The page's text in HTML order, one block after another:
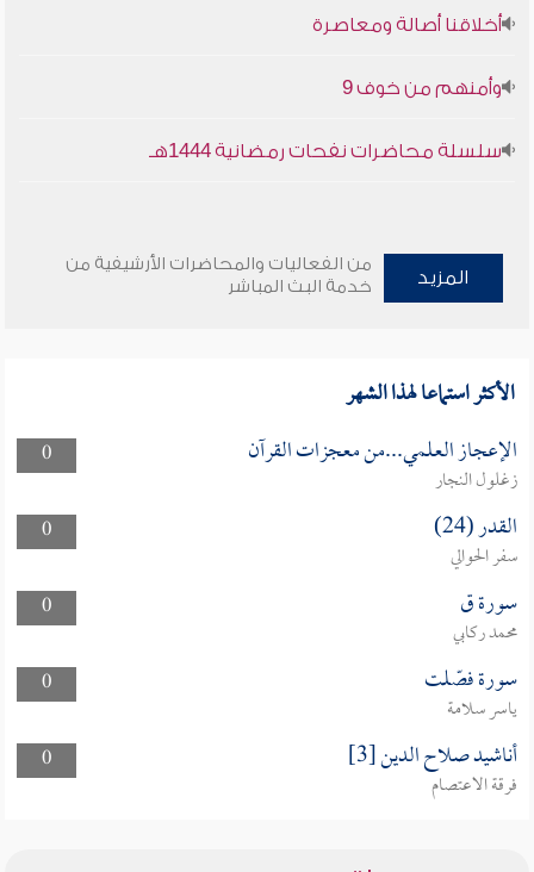
أخلاقنا أصالة ومعاصرة
وأمنهم من خوف 9
سلسلة محاضرات نفحات رمضانية 1444هـ
المزيد
من الفعاليات والمحاضرات الأرشيفية من
خدمة البث المباشر
الأكثر استماعا لهذا الشهر
0 الإعجاز العلمي...من معجزات القرآن
زغلول النجار
0
القدر (24)
سفر الحوالي
0
سورة ق
محمد ركابي
0
سورة فصّلت
ياسر سلامة
0
أناشيد صلاح الدين [3]
فرقة الاعتصام